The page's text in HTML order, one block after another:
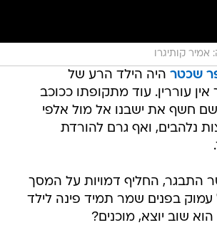
אמיר קותיגרו
שכטר היה הילד הרע של
אין עוררין. עוד מתקופתו ככוכב
שם חשף את ישבנו אל מול אלפי
נלהבים, ואף גרם להורדת
התבגר, החליף דמויות על המסך
עמוק בפנים שמר תמיד פינה לילד
שוב יוצא, מוכנים?